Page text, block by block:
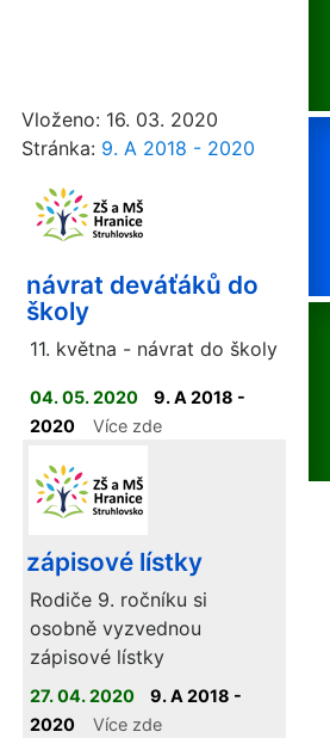
Vloženo: 16. 03. 2020
Stránka: 9. A 2018 - 2020
návrat deváťáků do
školy
11. května - návrat do školy
04. 05. 2020
9. A 2018 -
2020
Více zde
zápisové lístky
Rodiče 9. ročníku si
osobně vyzvednou
zápisové lístky
27. 04. 2020
9. A 2018 -
2020
Více zde